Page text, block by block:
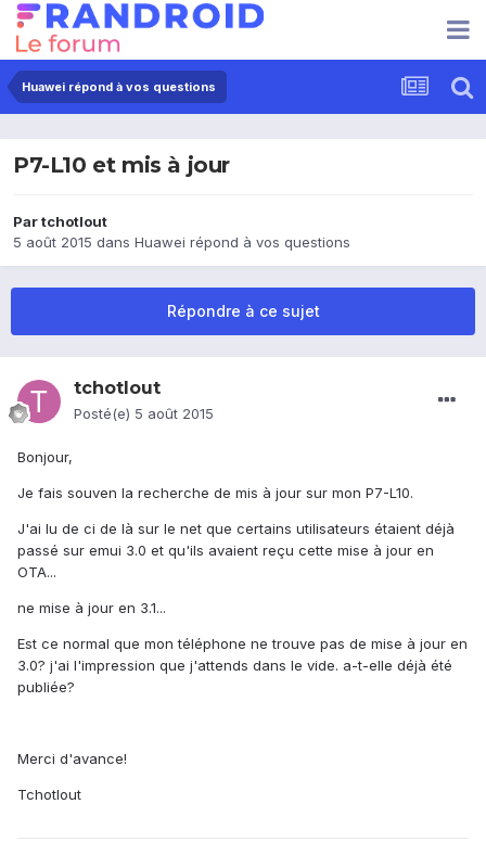
Huawei répond à vos questions
P7-L10 et mis à jour
Partchotlout
5 août 2015 dans Huawei répond à vos questions
Répondre à ce sujet
tchotlout
Posté(e) 5 août 2015
Bonjour,
Je fais souven la recherche de mis à jour sur mon P7-L10.
J'ai lu de ci de là sur le net que certains utilisateurs étaient déjà
passé sur emui 3.0 et qu'ils avaient reçu cette mise à jour en
OTA...
ne mise à jour en 3.1...
Est ce normal que mon téléphone ne trouve pas de mise à jour en
3.0? j'ai l'impression que j'attends dans le vide. a-t-elle déjà été
publiée?
Merci d'avance!
Tchotlout